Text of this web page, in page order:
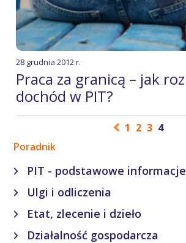
28 grudnia 2012 r.
Praca za granicą – jak
dochód w PIT?
1 2 3 4
Poradnik
PIT - podstawowe informacje
Ulgi i odliczenia
Etat, zlecenie i dzieło
Działalność gospodarcza